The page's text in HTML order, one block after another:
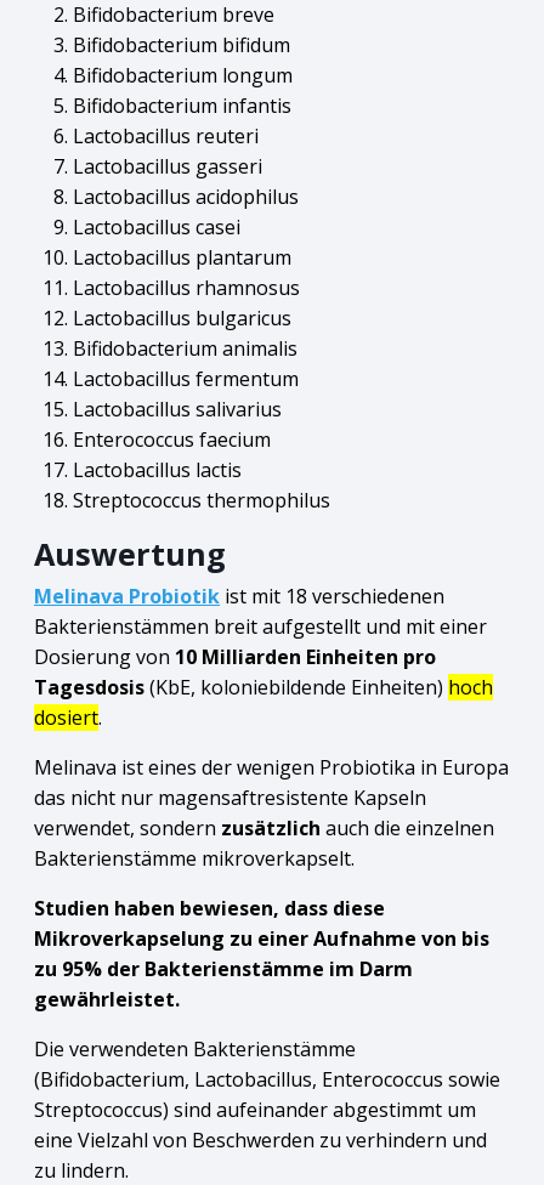
Bifidobacterium breve
Bifidobacterium bifidum
Bifidobacterium longum
Bifidobacterium infantis
Lactobacillus reuteri
Lactobacillus gasseri
Lactobacillus acidophilus
Lactobacillus casei
Lactobacillus plantarum
Lactobacillus rhamnosus
Lactobacillus bulgaricus
Bifidobacterium animalis
Lactobacillus fermentum
Lactobacillus salivarius
Enterococcus faecium
Lactobacillus lactis
Streptococcus thermophilus
Auswertung
Melinava Probiotik ist mit 18 verschiedenen
Bakterienstämmen breit aufgestellt und mit einer
Dosierung von 10 Milliarden Einheiten pro
Tagesdosis(KbE, koloniebildende Einheiten) hoch
dosiert.
Melinava ist eines der wenigen Probiotika in Europa
das nicht nur magensaftresistente Kapseln
verwendet, sondern zusätzlich auch die einzelnen
Bakterienstämme mikroverkapselt.
Studien haben bewiesen, dass diese
Mikroverkapselung zu einer Aufnahme von bis
zu 95% der Bakterienstämme im Darm
gewährleistet.
Die verwendeten Bakterienstämme
(Bifidobacterium, Lactobacillus, Enterococcus sowie
Streptococcus) sind aufeinander abgestimmt um
eine Vielzahl von Beschwerden zu verhindern und
zu lindern.